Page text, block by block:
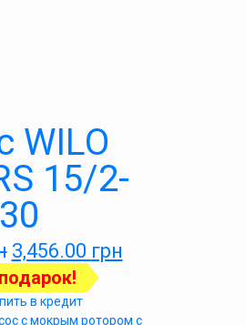
WILO
15/2-
3,456.00 грн
в кредит
с мокрым ротором с